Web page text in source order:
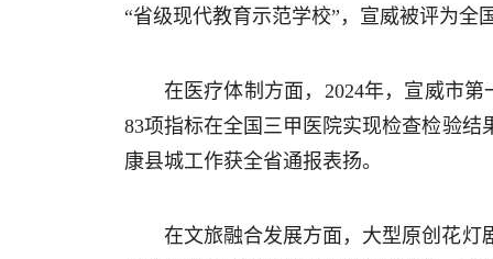
“省级现代教育示范学校”，宣威被评为
在医疗体制方面，2024年，宣威市
83项指标在全国三甲医院实现检查检验
康县城工作获全省通报表扬。
在文旅融合发展方面，大型原创花灯